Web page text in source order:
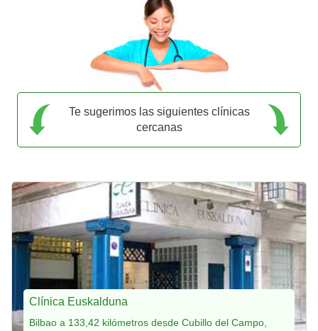
Te sugerimos las siguientes clínicas
cercanas
Clínica Euskalduna
Bilbao a 133,42 kilómetros desde Cubillo del Campo,